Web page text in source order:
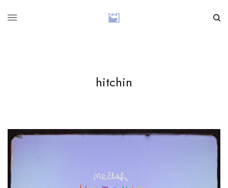
hitchin